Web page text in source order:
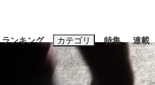
ランキング カテゴリ
ニュース エンタメ
特集 連載